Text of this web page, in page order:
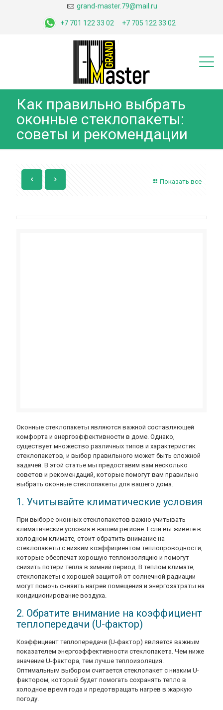
grand-master.79@mail.ru
+7 701 122 33 02 +7 705 122 33 02
Как правильно выбрать
оконные стеклопакеты:
советы и рекомендации
Показать все
Оконные стеклопакеты являются важной составляющей
комфорта и энергоэффективности в доме. Однако,
существует множество различных типов и характеристик
стеклопакетов, и выбор правильного может быть сложной
задачей. В этой статье мы предоставим вам несколько
советов и рекомендаций, которые помогут вам правильно
выбрать оконные стеклопакеты для вашего дома.
1. Учитывайте климатические условия
При выборе оконных стеклопакетов важно учитывать
климатические условия в вашем регионе. Если вы живете в
холодном климате, стоит обратить внимание на
стеклопакеты с низким коэффициентом теплопроводности,
которые обеспечат хорошую теплоизоляцию и помогут
снизить потери тепла в зимний период. В теплом климате,
стеклопакеты с хорошей защитой от солнечной радиации
могут помочь снизить нагрев помещения и энергозатраты на
кондиционирование воздуха.
2. Обратите внимание на коэффициент
теплопередачи (U-фактор)
Коэффициент теплопередачи (U-фактор) является важным
показателем энергоэффективности стеклопакета. Чем ниже
значение U-фактора, тем лучше теплоизоляция.
Оптимальным выбором считается стеклопакет с низким U-
фактором, который будет помогать сохранять тепло в
холодное время года и предотвращать нагрев в жаркую
погоду.